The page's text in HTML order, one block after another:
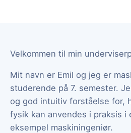
Velkommen til min
Mit navn er Emil og jeg er
studerende på 7. semester.
og god intuitiv forståelse for,
fysik kan anvendes i praksis i
eksempel maskiningeniør.